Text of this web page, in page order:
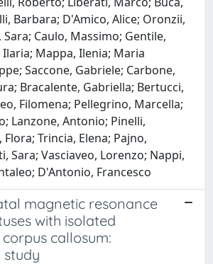
Barbara; D'Amico, Alice; Oronzii,
Caulo, Massimo; Gentile,
Ilaria; Mappa, Ilenia; Maria
Saccone, Gabriele; Carbone,
Bracalente, Gabriella; Bertucci,
Filomena; Pellegrino, Marcella;
Lanzone, Antonio; Pinelli,
Trincia, Elena; Pajno,
Sara; Vasciaveo, Lorenzo; Nappi,
D'Antonio, Francesco
magnetic resonance
with isolated
callosum: